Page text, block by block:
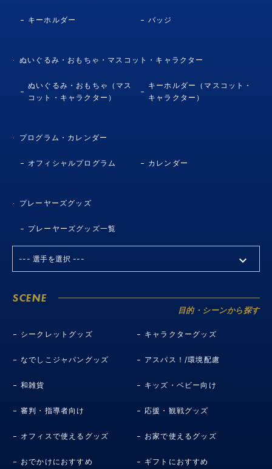
キーホルダー バッジ
ぬいぐるみ・おもちゃ・マスコット・キャラクター
ぬいぐるみ・おもちゃ（マス
コット・キャラクター）
キーホルダー（マスコット・
キャラクター）
プログラム・カレンダー
オフィシャルプログラム カレンダー
プレーヤーズグッズ
プレーヤーズグッズ一覧
SCENE
目的・シーンから探す
シークレットグッズ キャラクターグッズ
なでしこジャパングッズ アスパス！/環境配慮
和雑貨 キッズ・ベビー向け
審判・指導者向け 応援・観戦グッズ
オフィスで使えるグッズ お家で使えるグッズ
おでかけにおすすめ ギフトにおすすめ